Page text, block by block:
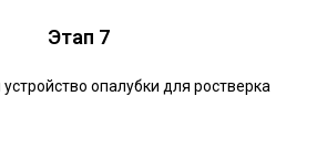
Этап 7
опалубки для ростверка